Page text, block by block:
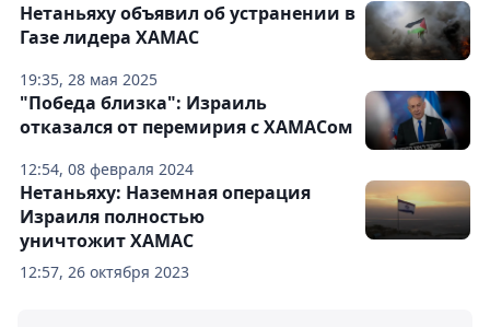
19:35, 28 мая 2025
Нетаньяху объявил об устранении в
Газе лидера ХАМАС
12:54, 08 февраля 2024
"Победа близка": Израиль
отказался от перемирия с ХАМАСом
12:57, 26 октября 2023
Нетаньяху: Наземная операция
Израиля полностью
уничтожит ХАМАС